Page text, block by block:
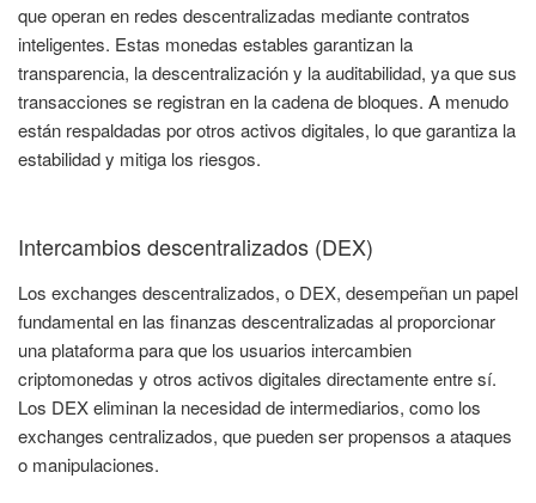
que operan en redes descentralizadas mediante contratos
inteligentes. Estas monedas estables garantizan la
transparencia, la descentralización y la auditabilidad, ya que sus
transacciones se registran en la cadena de bloques. A menudo
están respaldadas por otros activos digitales, lo que garantiza la
estabilidad y mitiga los riesgos.
Intercambios descentralizados (DEX)
Los exchanges descentralizados, o DEX, desempeñan un papel
fundamental en las finanzas descentralizadas al proporcionar
una plataforma para que los usuarios intercambien
criptomonedas y otros activos digitales directamente entre sí.
Los DEX eliminan la necesidad de intermediarios, como los
exchanges centralizados, que pueden ser propensos a ataques
o manipulaciones.